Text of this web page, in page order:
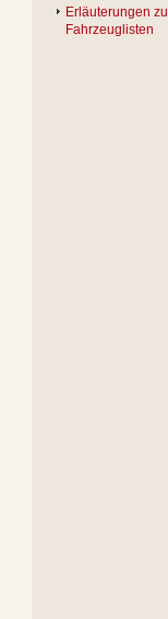
Erläuterungen zu
Fahrzeuglisten